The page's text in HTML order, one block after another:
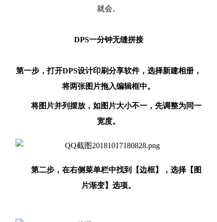
就会。
DPS一分钟无缝拼接
第一步，打开DPS设计印刷分享软件，选择新建相册，
将两张图片拖入编辑框中。
将图片并列摆放，如图片大小不一，先调整为同一
宽度。
第二步，在右侧菜单栏中找到【边框】，选择【图
片渐变】选项。